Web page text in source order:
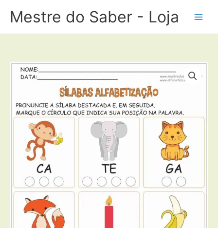
paraMestre do Saber - Loja